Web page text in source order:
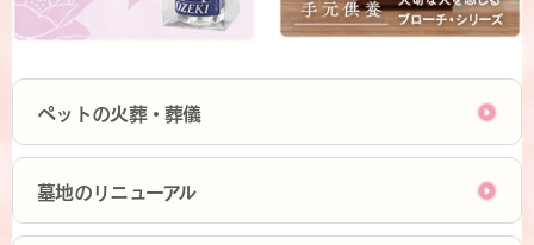
ペットの火葬・葬儀
墓地のリニューアル